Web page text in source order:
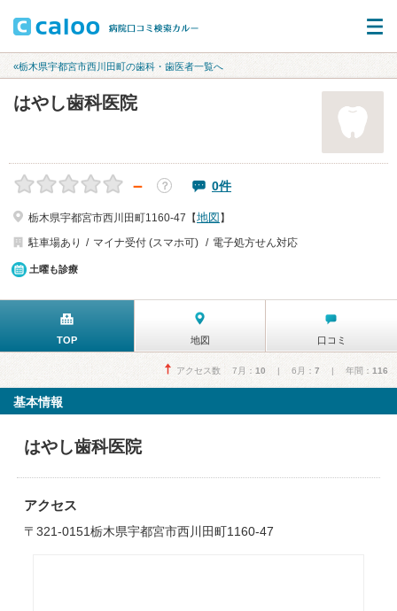
«栃木県宇都宮市西川田町の歯科・歯医者一覧へ
はやし歯科医院
－ ？ 0件
栃木県宇都宮市西川田町1160-47【地図 】
駐車場あり
マイナ受付 (スマホ可) 電子処方せん対応
土曜も診療
TOP 地図 口コミ
アクセス数 7月： 10 | 6月： 7 | 年間： 116
基本情報
はやし歯科医院
アクセス
〒321-0151栃木県宇都宮市西川田町1160-47